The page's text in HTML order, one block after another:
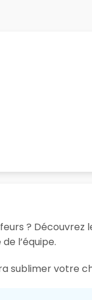
? Découvrez
l’équipe.
sublimer votre